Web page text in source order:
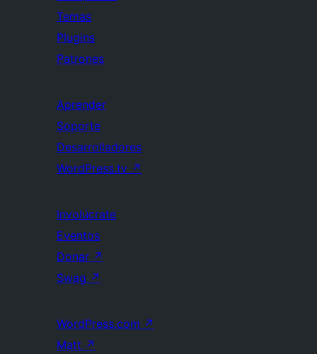
Temas
Plugins
Patrones
Aprender
Soporte
Desarrolladores
WordPress.tv ↗
Involúcrate
Eventos
Donar ↗
Swag ↗
WordPress.com ↗
Matt ↗